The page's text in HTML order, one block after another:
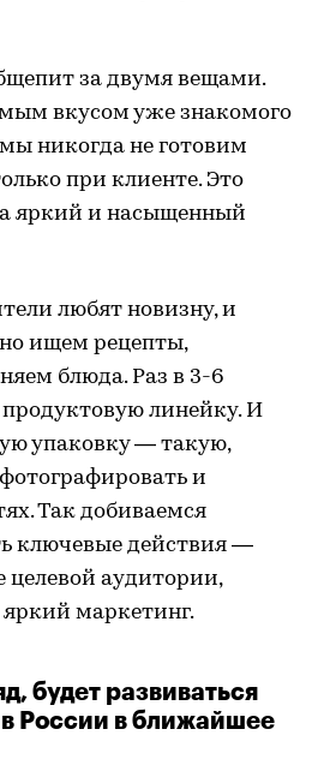
за двумя вещами.
вкусом уже знакомого
никогда не готовим
при клиенте. Это
яркий и насыщенный
любят новизну, и
ищем рецепты,
блюда. Раз в 3-6
линейку. И
упаковку — такую,
и
Так добиваемся
ключевые действия —
целевой аудитории,
маркетинг.
будет развиваться
России в ближайшее